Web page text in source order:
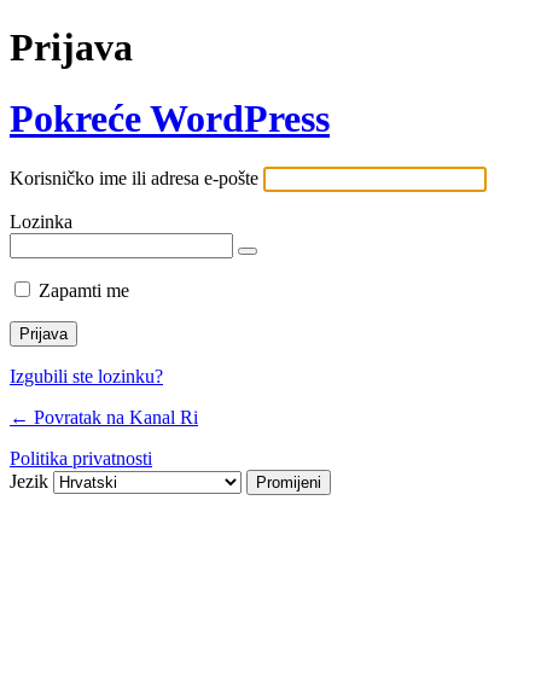
Prijava
Pokreće WordPress
Korisničko ime ili adresa e-pošte
Lozinka
Zapamti me
Izgubili ste lozinku?
← Povratak na Kanal Ri
Politika privatnosti
Jezik